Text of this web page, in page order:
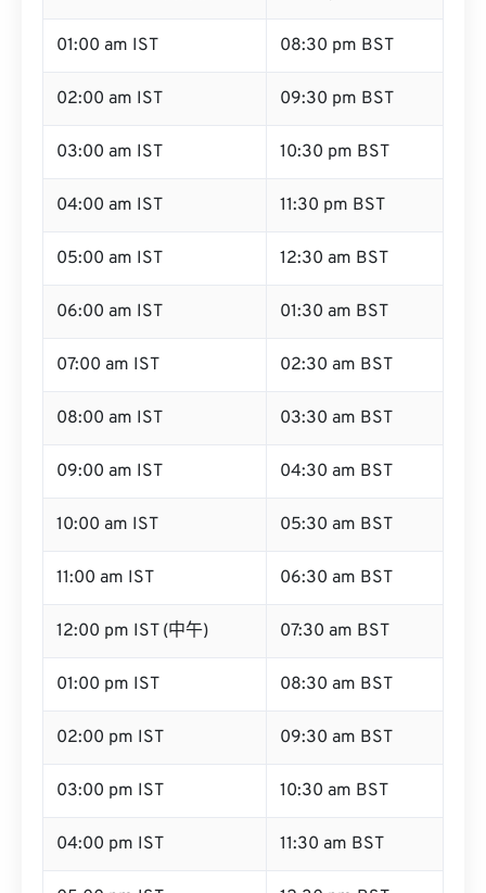
01:00 am IST 08:30 pm BST
02:00 am IST 09:30 pm BST
03:00 am IST 10:30 pm BST
04:00 am IST 11:30 pm BST
05:00 am IST 12:30 am BST
06:00 am IST 01:30 am BST
07:00 am IST 02:30 am BST
08:00 am IST 03:30 am BST
09:00 am IST 04:30 am BST
10:00 am IST 05:30 am BST
11:00 am IST 06:30 am BST
12:00 pm IST (中午) 07:30 am BST
01:00 pm IST 08:30 am BST
02:00 pm IST 09:30 am BST
03:00 pm IST 10:30 am BST
04:00 pm IST 11:30 am BST